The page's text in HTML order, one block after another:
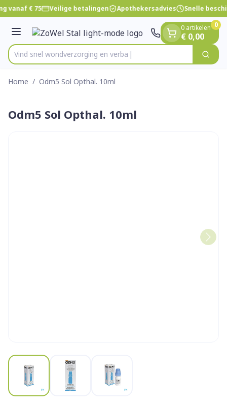
Ga naar de inhoud
1 van 1
vanaf € 75 Veilige betalingen Apothekersadvies Snelle
Menu
Product, merk, categorie...
Vind snel wondverzorging e Zoek
0 artikelen
€ 0,00
0
Home / Odm5 Sol Opthal. 10ml
Odm5 Sol Opthal. 10ml
View larger imageView larger image